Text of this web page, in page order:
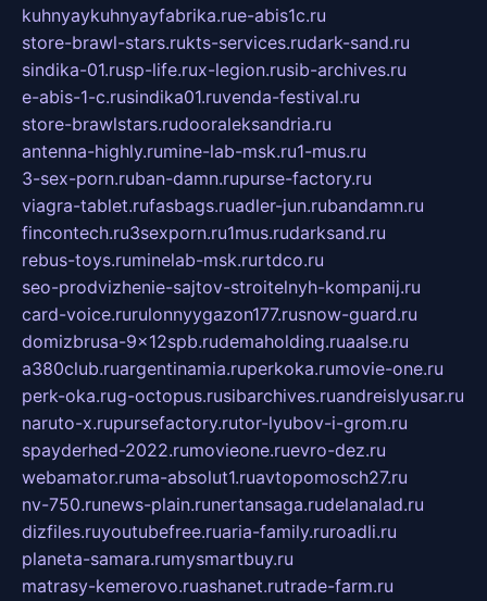
kuhnyaykuhnyayfabrika.rue-abis1c.ru
store-brawl-stars.rukts-services.rudark-sand.ru
sindika-01.rusp-life.rux-legion.rusib-archives.ru
e-abis-1-c.rusindika01.ruvenda-festival.ru
store-brawlstars.rudooraleksandria.ru
antenna-highly.rumine-lab-msk.ru1-mus.ru
3-sex-porn.ruban-damn.rupurse-factory.ru
viagra-tablet.rufasbags.ruadler-jun.rubandamn.ru
fincontech.ru3sexporn.ru1mus.rudarksand.ru
rebus-toys.ruminelab-msk.rurtdco.ru
seo-prodvizhenie-sajtov-stroitelnyh-kompanij.ru
card-voice.rurulonnyygazon177.rusnow-guard.ru
domizbrusa-9x12spb.rudemaholding.ruaalse.ru
a380club.ruargentinamia.ruperkoka.rumovie-one.ru
perk-oka.rug-octopus.rusibarchives.ruandreislyusar.ru
naruto-x.rupursefactory.rutor-lyubov-i-grom.ru
spayderhed-2022.rumovieone.ruevro-dez.ru
webamator.ruma-absolut1.ruavtopomosch27.ru
nv-750.runews-plain.runertansaga.rudelanalad.ru
dizfiles.ruyoutubefree.ruaria-family.ruroadli.ru
planeta-samara.rumysmartbuy.ru
matrasy-kemerovo.ruashanet.rutrade-farm.ru